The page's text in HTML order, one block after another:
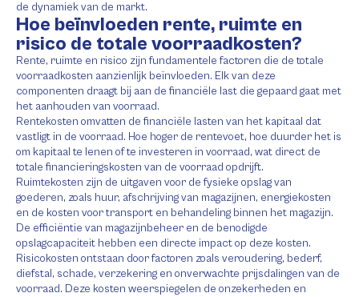
de dynamiek van de markt.
Hoe beïnvloeden rente, ruimte en
risico de totale voorraadkosten?
Rente, ruimte en risico zijn fundamentele factoren die de totale
voorraadkosten aanzienlijk beïnvloeden. Elk van deze
componenten draagt bij aan de financiële last die gepaard gaat met
het aanhouden van voorraad.
Rentekosten omvatten de financiële lasten van het kapitaal dat
vastligt in de voorraad. Hoe hoger de rentevoet, hoe duurder het is
om kapitaal te lenen of te investeren in voorraad, wat direct de
totale financieringskosten van de voorraad opdrijft.
Ruimtekosten zijn de uitgaven voor de fysieke opslag van
goederen, zoals huur, afschrijving van magazijnen, energiekosten
en de kosten voor transport en behandeling binnen het magazijn.
De efficiëntie van magazijnbeheer en de benodigde
opslagcapaciteit hebben een directe impact op deze kosten.
Risicokosten ontstaan door factoren zoals veroudering, bederf,
diefstal, schade, verzekering en onverwachte prijsdalingen van de
voorraad. Deze kosten weerspiegelen de onzekerheden en